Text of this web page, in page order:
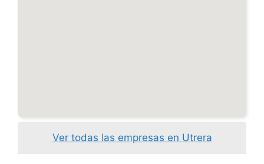
Ver todas las empresas en Utrera